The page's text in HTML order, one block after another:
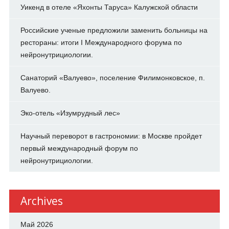
Уикенд в отеле «Яхонты Таруса» Калужской области
Российские ученые предложили заменить больницы на
рестораны: итоги I Международного форума по
нейронутрициологии.
Санаторий «Валуево», поселение Филимонковское, п.
Валуево.
Эко-отель «Изумрудный лес»
Научный переворот в гастрономии: в Москве пройдет
первый международный форум по
нейронутрициологии.
Archives
Май 2026